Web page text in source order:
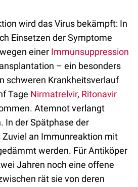
wird das Virus bekämpft: In
Einsetzen der Symptome
einer Immunsuppression
– ein besonders
schweren Krankheitsverlauf
Tage Nirmatrelvir, Ritonavir
Atemnot verlangt
In der Spätphase der
Zuviel an Immunreaktion mit
werden. Für Antiköper
Jahren noch eine offene
rät sie von deren